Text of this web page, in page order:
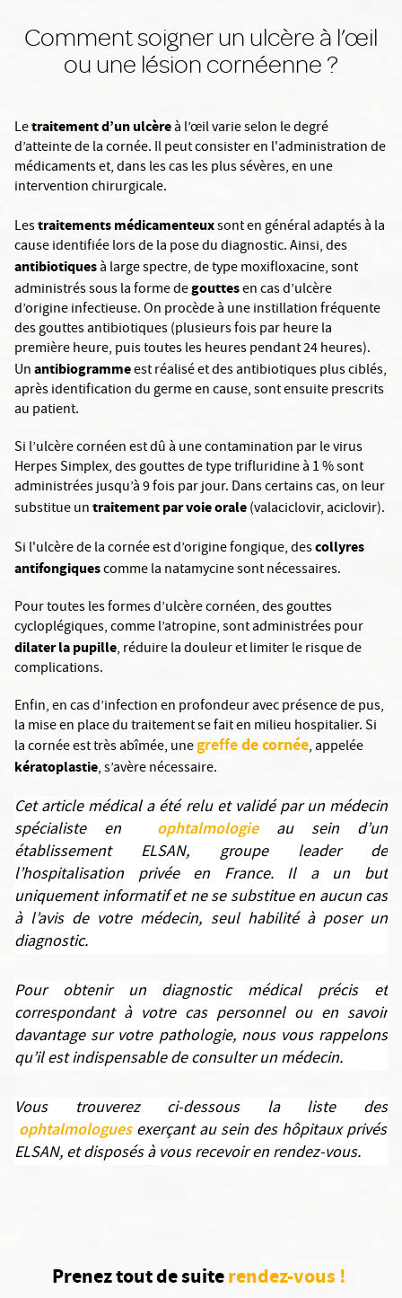
Comment soigner un ulcère à l’œil
ou une lésion cornéenne ?
Letraitement d’un ulcèreà l’œil varie selon le degré
d’atteinte de la cornée. Il peut consister en l'administration de
médicaments et, dans les cas les plus sévères, en une
intervention chirurgicale.
Lestraitements médicamenteuxsont en général adaptés à la
cause identifiée lors de la pose du diagnostic. Ainsi, des
antibiotiquesà large spectre, de type moxifloxacine, sont
administrés sous la forme degouttesen cas d’ulcère
d’origine infectieuse. On procède à une instillation fréquente
des gouttes antibiotiques (plusieurs fois par heure la
première heure, puis toutes les heures pendant 24 heures).
Unantibiogrammeest réalisé et des antibiotiques plus ciblés,
après identification du germe en cause, sont ensuite prescrits
au patient.
Si l’ulcère cornéen est dû à une contamination par le virus
Herpes Simplex, des gouttes de type trifluridine à 1 % sont
administrées jusqu’à 9 fois par jour. Dans certains cas, on leur
substitue untraitement par voie orale(valaciclovir, aciclovir).
Si l'ulcère de la cornée est d’origine fongique, descollyres
antifongiquescomme la natamycinesont nécessaires.
Pour toutes les formes d’ulcère cornéen, des gouttes
cycloplégiques, comme l’atropine, sont administrées pour
dilater la pupille, réduire la douleur et limiter le risque de
complications.
Enfin, en cas d’infection en profondeur avec présence de pus,
la mise en place du traitement se fait en milieu hospitalier. Si
la cornée est très abîmée, unegreffede cornée, appelée
kératoplastie, s’avère nécessaire.
Cet article médical a été relu et validé par un médecin
spécialiste en
ophtalmologie au sein d’un
établissement ELSAN, groupe leader de
l’hospitalisation privée en France. Il a un but
uniquement informatif et ne se substitue en aucun cas
à l’avis de votre médecin, seul habilité à poser un
diagnostic.
Pour obtenir un diagnostic médical précis et
correspondant à votre cas personnel ou en savoir
davantage sur votre pathologie, nous vous rappelons
qu’il est indispensable de consulter un médecin.
Vous trouverez ci-dessous la liste des
ophtalmologuesexerçant au sein des hôpitaux privés
ELSAN, et disposés à vous recevoir en rendez-vous.
Prenez tout de suiterendez-vous !